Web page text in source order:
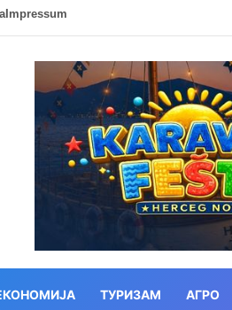
Impressum
ТУРИЗАМ АГРО